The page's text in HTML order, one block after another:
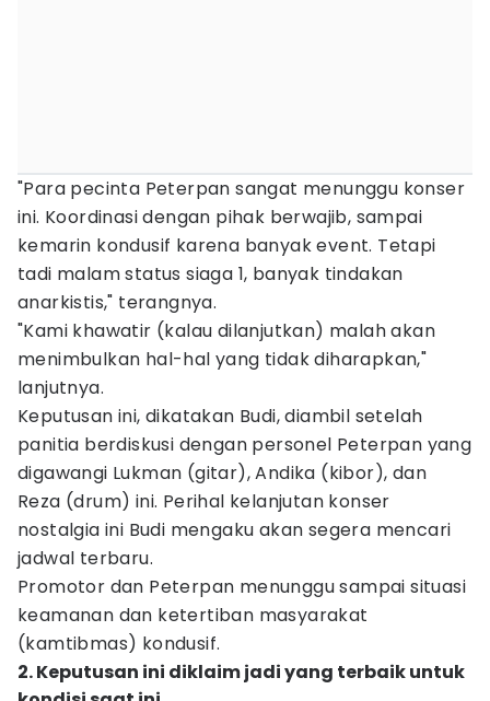
"Para pecinta Peterpan sangat menunggu konser
ini. Koordinasi dengan pihak berwajib, sampai
kemarin kondusif karena banyak event. Tetapi
tadi malam status siaga 1, banyak tindakan
anarkistis," terangnya.
"Kami khawatir (kalau dilanjutkan) malah akan
menimbulkan hal-hal yang tidak diharapkan,"
lanjutnya.
Keputusan ini, dikatakan Budi, diambil setelah
panitia berdiskusi dengan personel Peterpan yang
digawangi Lukman (gitar), Andika (kibor), dan
Reza (drum) ini. Perihal kelanjutan konser
nostalgia ini Budi mengaku akan segera mencari
jadwal terbaru.
Promotor dan Peterpan menunggu sampai situasi
keamanan dan ketertiban masyarakat
(kamtibmas) kondusif.
2. Keputusan ini diklaim jadi yang terbaik untuk